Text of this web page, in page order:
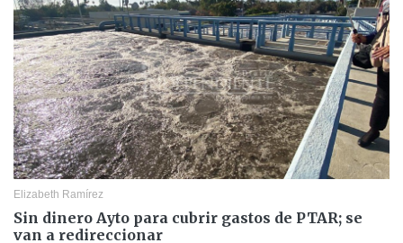
Elizabeth Ramírez
Sin dinero Ayto para cubrir gastos de PTAR; se
van a redireccionar